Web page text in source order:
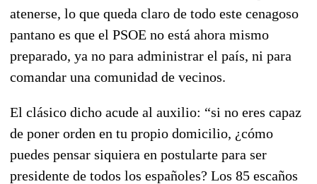
atenerse, lo que queda claro de todo este cenagoso
pantano es que el PSOE no está ahora mismo
preparado, ya no para administrar el país, ni para
comandar una comunidad de vecinos.
El clásico dicho acude al auxilio: “si no eres capaz
de poner orden en tu propio domicilio, ¿cómo
puedes pensar siquiera en postularte para ser
presidente de todos los españoles? Los 85 escaños